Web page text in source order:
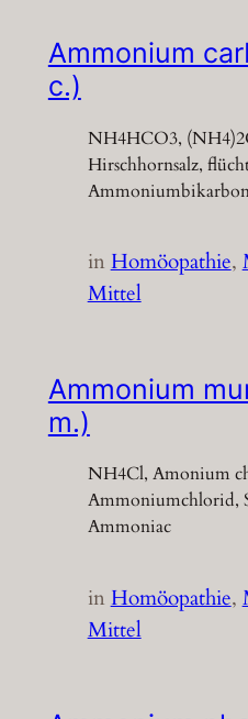
Ammonium
c.)
NH4HCO3,
Hirschhornsalz,
inHomöopathie,
Mittel
Ammonium
m.)
NH4Cl, Amonium
Ammoniumchlorid,
Ammoniac
inHomöopathie,
Mittel